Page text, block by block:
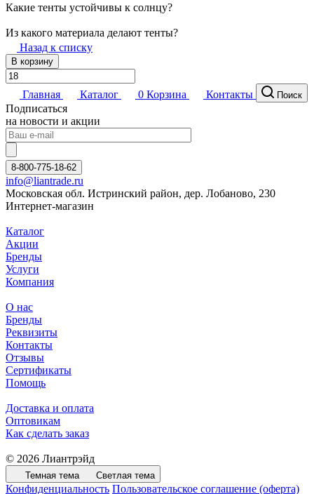
Какие тенты устойчивы к солнцу?
Из какого материала делают тенты?
Назад к списку
В корзину
Главная Каталог 0 Корзина Контакты Поиск
Подписаться
на новости и акции
8-800-775-18-62
info@liantrade.ru
Московская обл. Истринский район, дер. Лобаново, 230
Интернет-магазин
Каталог
Акции
Бренды
Услуги
Компания
О нас
Бренды
Реквизиты
Контакты
Отзывы
Сертификаты
Помощь
Доставка и оплата
Оптовикам
Как сделать заказ
© 2026 Лиантрэйд
Темная тема Светлая тема
Конфиденциальность Пользовательское соглашение (оферта)